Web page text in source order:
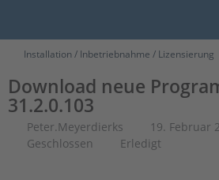
Installation / Inbetriebnahme / Lizensierung
Download neue
31.2.0.103
Peter.Meyerdierks
19. Februar
Geschlossen
Erledigt